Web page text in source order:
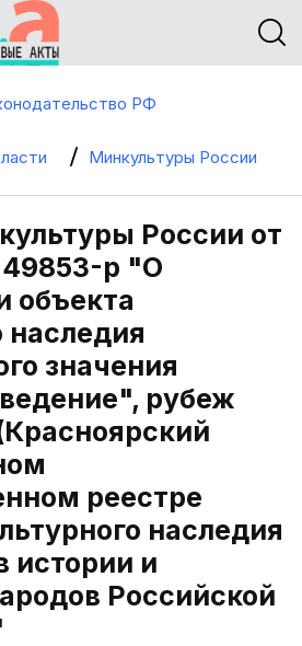
РФ
Минкультуры России
России от
49853-р "О
объекта
наследия
значения
рубеж
реестре
наследия
истории и
Российской